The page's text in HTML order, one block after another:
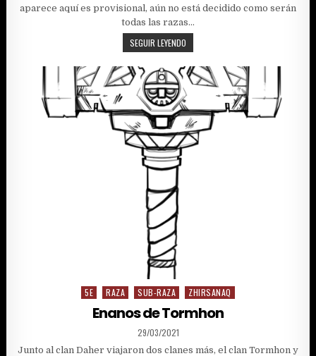
aparece aquí es provisional, aún no está decidido como serán
todas las razas…
SEGUIR LEYENDO
ESTIRPE
DE
SINAE
(ELFOS
OSCUROS)
Posted
5E RAZA SUB-RAZA ZHIRSANAQ
Enanos de Tormhon
PUBLISHED
DATE:
29/03/2021
Junto al clan Daher viajaron dos clanes más, el clan Tormhon y